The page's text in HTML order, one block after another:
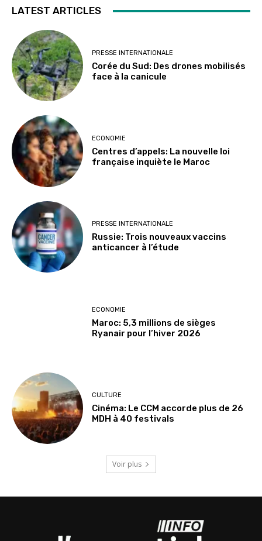
LATEST ARTICLES
PRESSE INTERNATIONALE
Corée du Sud: Des drones mobilisés
face à la canicule
ECONOMIE
Centres d’appels: La nouvelle loi
française inquiète le Maroc
PRESSE INTERNATIONALE
Russie: Trois nouveaux vaccins
anticancer à l’étude
ECONOMIE
Maroc: 5,3 millions de sièges
Ryanair pour l’hiver 2026
CULTURE
Cinéma: Le CCM accorde plus de 26
MDH à 40 festivals
Voir plus